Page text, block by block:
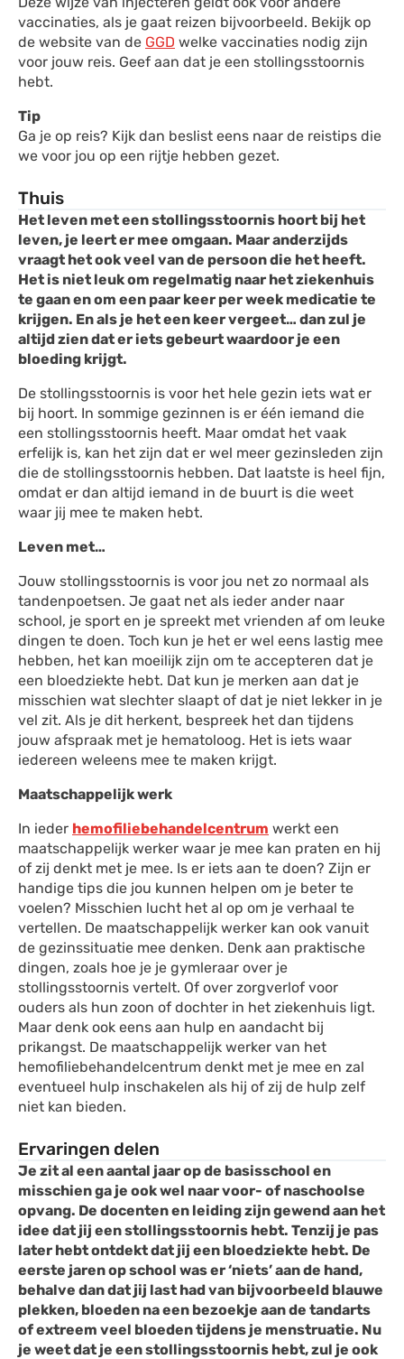
vaccinaties, als je gaat reizen bijvoorbeeld. Bekijk op
de website van de GGD welke vaccinaties nodig zijn
voor jouw reis. Geef aan dat je een stollingsstoornis
hebt.
Tip
Ga je op reis? Kijk dan beslist eens naar de reistips die
we voor jou op een rijtje hebben gezet.
Thuis
Het leven met een stollingsstoornis hoort bij het
leven, je leert er mee omgaan. Maar anderzijds
vraagt het ook veel van de persoon die het heeft.
Het is niet leuk om regelmatig naar het ziekenhuis
te gaan en om een paar keer per week medicatie te
krijgen. En als je het een keer vergeet… dan zul je
altijd zien dat er iets gebeurt waardoor je een
bloeding krijgt.
De stollingsstoornis is voor het hele gezin iets wat er
bij hoort. In sommige gezinnen is er één iemand die
een stollingsstoornis heeft. Maar omdat het vaak
erfelijk is, kan het zijn dat er wel meer gezinsleden zijn
die de stollingsstoornis hebben. Dat laatste is heel fijn,
omdat er dan altijd iemand in de buurt is die weet
waar jij mee te maken hebt.
Leven met…
Jouw stollingsstoornis is voor jou net zo normaal als
tandenpoetsen. Je gaat net als ieder ander naar
school, je sport en je spreekt met vrienden af om leuke
dingen te doen. Toch kun je het er wel eens lastig mee
hebben, het kan moeilijk zijn om te accepteren dat je
een bloedziekte hebt. Dat kun je merken aan dat je
misschien wat slechter slaapt of dat je niet lekker in je
vel zit. Als je dit herkent, bespreek het dan tijdens
jouw afspraak met je hematoloog. Het is iets waar
iedereen weleens mee te maken krijgt.
Maatschappelijk werk
In ieder hemofiliebehandelcentrum werkt een
maatschappelijk werker waar je mee kan praten en hij
of zij denkt met je mee. Is er iets aan te doen? Zijn er
handige tips die jou kunnen helpen om je beter te
voelen? Misschien lucht het al op om je verhaal te
vertellen. De maatschappelijk werker kan ook vanuit
de gezinssituatie mee denken. Denk aan praktische
dingen, zoals hoe je je gymleraar over je
stollingsstoornis vertelt. Of over zorgverlof voor
ouders als hun zoon of dochter in het ziekenhuis ligt.
Maar denk ook eens aan hulp en aandacht bij
prikangst. De maatschappelijk werker van het
hemofiliebehandelcentrum denkt met je mee en zal
eventueel hulp inschakelen als hij of zij de hulp zelf
niet kan bieden.
Ervaringen delen
Je zit al een aantal jaar op de basisschool en
misschien ga je ook wel naar voor- of naschoolse
opvang. De docenten en leiding zijn gewend aan het
idee dat jij een stollingsstoornis hebt. Tenzij je pas
later hebt ontdekt dat jij een bloedziekte hebt. De
eerste jaren op school was er ‘niets’ aan de hand,
behalve dan dat jij last had van bijvoorbeeld blauwe
plekken, bloeden na een bezoekje aan de tandarts
of extreem veel bloeden tijdens je menstruatie. Nu
je weet dat je een stollingsstoornis hebt, zul je ook